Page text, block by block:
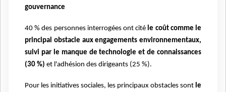
gouvernance
40 % des personnes interrogées ont cité le coût comme le
principal obstacle aux engagements environnementaux,
suivi par le manque de technologie et de connaissances
(30 %) et l'adhésion des dirigeants (25 %).
Pour les initiatives sociales, les principaux obstacles sont le